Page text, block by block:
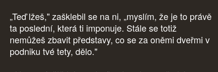
„Teď lžeš," zašklebil se na ni, „myslím, že je to právě
ta poslední, která ti imponuje. Stále se totiž
nemůžeš zbavit představy, co se za oněmi dveřmi v
podniku tvé tety, dělo."